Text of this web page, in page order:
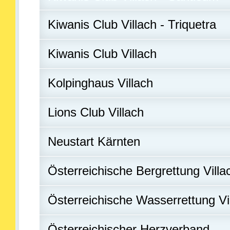
Kiwanis Club Villach - Triquetra
Kiwanis Club Villach
Kolpinghaus Villach
Lions Club Villach
Neustart Kärnten
Österreichische Bergrettung
Österreichische Wasserrettung